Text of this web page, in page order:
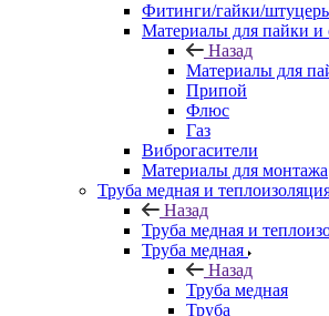
Фитинги/гайки/
Материалы для пайки и
Назад
Материалы для
Припой
Флюс
Газ
Виброгасители
Материалы для монтажа
Труба медная и
Назад
Труба медная и
Труба медная
Назад
Труба медная
Труба